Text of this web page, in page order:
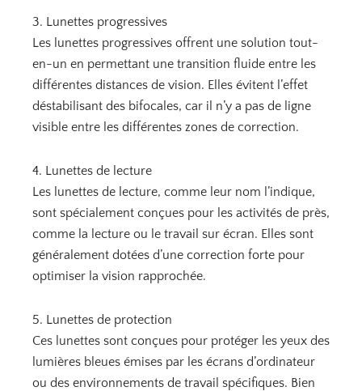
3. Lunettes progressives
Les lunettes progressives offrent une solution tout-
en-un en permettant une transition fluide entre les
différentes distances de vision. Elles évitent l’effet
déstabilisant des bifocales, car il n’y a pas de ligne
visible entre les différentes zones de correction.
4. Lunettes de lecture
Les lunettes de lecture, comme leur nom l’indique,
sont spécialement conçues pour les activités de près,
comme la lecture ou le travail sur écran. Elles sont
généralement dotées d’une correction forte pour
optimiser la vision rapprochée.
5. Lunettes de protection
Ces lunettes sont conçues pour protéger les yeux des
lumières bleues émises par les écrans d’ordinateur
ou des environnements de travail spécifiques. Bien